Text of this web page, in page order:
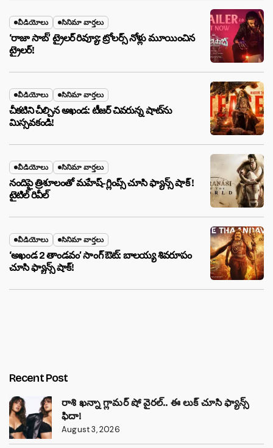
వీడియోలు సినిమా వార్తలు
‘రాజా సాబ్’ ట్రైలర్ రివ్యూ: ట్రోలర్స్ నోళ్లు మూయించిన
ట్రైలర్!
వీడియోలు సినిమా వార్తలు
చీకటిని చీల్చిన అఖండ: టీజర్ చివరున్న షాట్‌ను
మిస్సవకండి!
వీడియోలు సినిమా వార్తలు
నందిపై త్రిశూలంతో మహేష్-గ్లింప్స్ చూసి ఫ్యాన్స్ షాక్ !
టైటిల్ రివీల్
వీడియోలు సినిమా వార్తలు
‘అఖండ 2 తాండవం’ సాంగ్ ఔట్: బాలయ్య శివరూపం
చూసి ఫ్యాన్స్ షాక్!
Recent Post
రాశి ఖన్నా గ్లామర్ షో వైరల్.. ఈ లుక్ చూసి ఫ్యాన్స్
ఫిదా!
August 3, 2026